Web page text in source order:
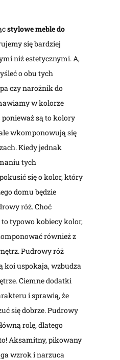
stylowe meble do
się bardziej
niż estetycznymi. A,
o obu tych
czy narożnik do
w kolorze
są to kolory
wkomponowują się
Kiedy jednak
tych
się o kolor, który
domu będzie
róż. Choć
typowo kobiecy kolor,
również z
Pudrowy róż
koi uspokaja, wzbudza
Ciemne dodatki
i sprawią, że
się dobrze. Pudrowy
rolę, dlatego
Aksamitny, pikowany
wzrok i narzuca